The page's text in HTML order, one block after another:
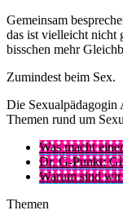
Gemeinsam
das ist vielleicht nicht
bisschen mehr
Zumindest beim Sex.
Die Sexualpädagogin
Themen rund um
Was macht
Dr. G-Punkt:
Warum sind wir
Themen